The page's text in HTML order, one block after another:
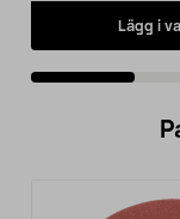
Lägg i